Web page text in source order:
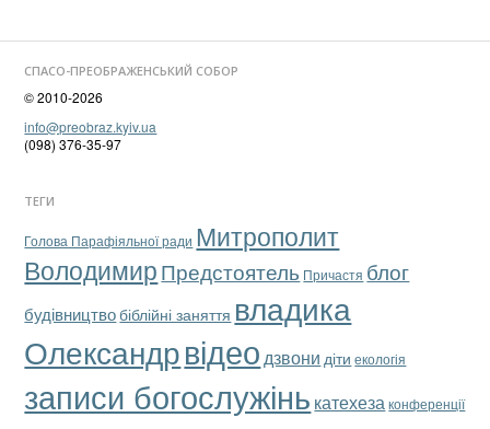
СПАСО-ПРЕОБРАЖЕНСЬКИЙ СОБОР
© 2010-2026
info@preobraz.kyiv.ua
(098) 376-35-97
ТЕГИ
Голова Парафіяльної ради Митрополит
ВолодимирПредстоятель Причастя блог
будівництвобіблійні заняття владика
Олександрвідеодзвони діти екологія
записи богослужінь катехезаконференції